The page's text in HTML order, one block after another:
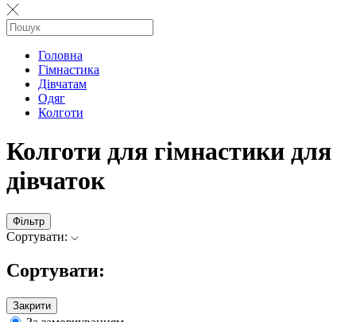
Головна
Гімнастика
Дівчатам
Одяг
Колготи
Колготи для гімнастики для
дівчаток
Фільтр
Сортувати:
Сортувати:
Закрити